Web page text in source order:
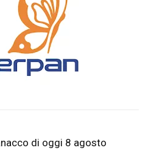
di oggi 8 agosto